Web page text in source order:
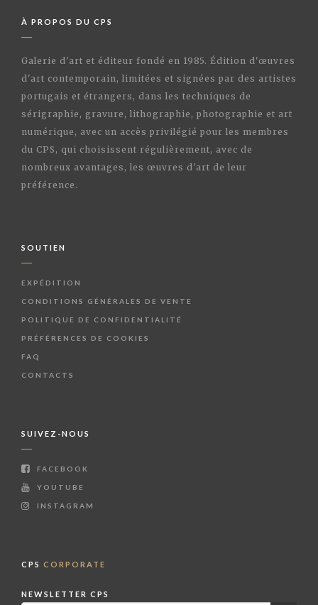
À PROPOS DU CPS
Galerie d'art et éditeur fondé en 1985. Édition d'œuvres
d'art contemporain, limitées et signées par des artistes
portugais et étrangers, dans les techniques de
sérigraphie, gravure, lithographie, photographie et art
numérique, avec un accès privilégié pour les membres
du CPS, qui choisissent régulièrement, avec de
nombreux avantages, les œuvres d'art de leur
préférence.
SOUTIEN
EXPÉDITION
CONDITIONS GÉNÉRALES DE VENTE
POLITIQUE DE CONFIDENTIALITÉ
PRÉFÉRENCES DE COOKIES
FAQ
CONTACTS
SUIVEZ-NOUS
FACEBOOK
YOUTUBE
INSTAGRAM
CPS CORPORATE
NEWSLETTER CPS